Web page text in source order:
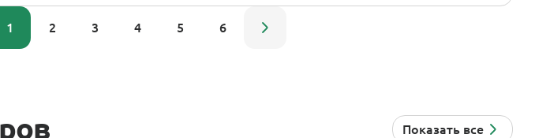
1 2 3 4 5 6